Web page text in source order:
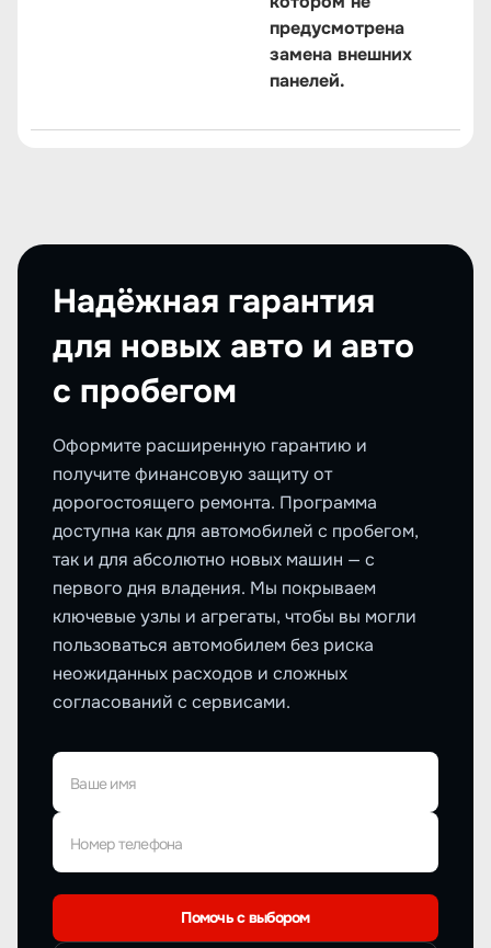
предусмотрена
замена внешних
панелей.
Надёжная гарантия
для новых авто и авто
с пробегом
Оформите расширенную гарантию и
получите финансовую защиту от
дорогостоящего ремонта. Программа
доступна как для автомобилей с пробегом,
так и для абсолютно новых машин — с
первого дня владения. Мы покрываем
ключевые узлы и агрегаты, чтобы вы могли
пользоваться автомобилем без риска
неожиданных расходов и сложных
согласований с сервисами.
Ваше имя
Номер телефона
Помочь с выбором